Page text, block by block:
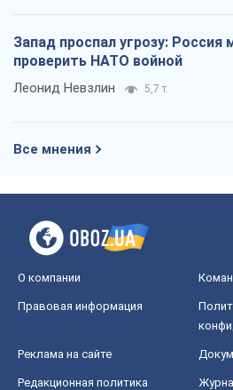
Запад проспал угрозу: Россия
проверить НАТО войной
Леонид Невзлин 5,7 т.
Все мнения
О компании
Правовая информация
Реклама на сайте
Редакционная политика